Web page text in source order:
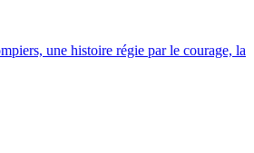
une histoire régie par le courage, la